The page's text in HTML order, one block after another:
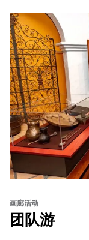
画廊活动
团队游